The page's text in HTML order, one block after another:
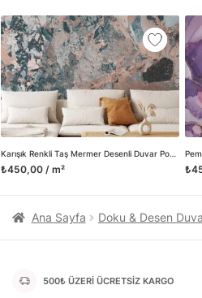
Karışık Renkli Taş Mermer Desenli Duvar Posteri
₺450,00 / m²
üretimini ve satışını yapmaktadır.
biliyor ve evin en kritik dekorasyon
ediyoruz. Bu nedenle ürün
trendlere ayak uydurmanın yanı
da öncü rol üstleniyoruz.
Herhangi bir soru ya da sorununuz
geçebilirsiniz.
Ana Sayfa Doku & Desen
500₺ ÜZERİ ÜCRETSİZ KARGO